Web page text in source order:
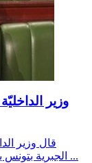
وزير
قال وزير
الجبرية بتونس يصل إلى حدود 300 شخص موضّحا أنّ الإقامة الج ...